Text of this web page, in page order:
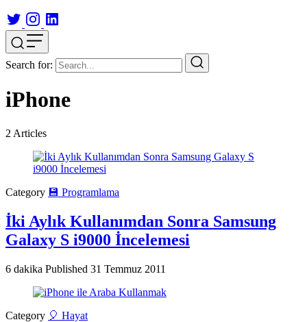
Search for:
iPhone
2 Articles
Category 💾 Programlama
İki Aylık Kullanımdan Sonra Samsung
Galaxy S i9000 İncelemesi
6 dakika Published 31 Temmuz 2011
Category 🎈 Hayat